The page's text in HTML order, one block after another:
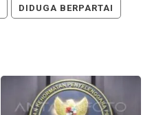
DIDUGA BERPARTAI